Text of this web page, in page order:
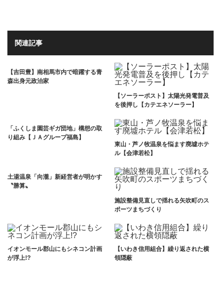
関連記事
【吉田豊】南相馬市内で暗躍する青
森出身元政治家
【ソーラーポスト】太陽光発電普及
を後押し【カテエネソーラー】
「ふくしま園芸ギガ団地」構想の取
り組み【ＪＡグループ福島】
東山・芦ノ牧温泉を悩ます廃墟ホテ
ル【会津若松】
土湯温泉「向瀧」新経営者が明かす
〝勝算〟
施設整備見直しで揺れる矢吹町のス
ポーツまちづくり
イオンモール郡山にもシネコン計画
が浮上!?
【いわき信用組合】繰り返された横
領隠蔽